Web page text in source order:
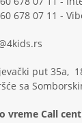
678 07 11 -
put 35a,
sa
vreme Call